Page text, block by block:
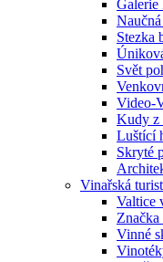
Galerie
Stezka
Svět
Video-
Kudy z
Luštící
Skryté
Vinařská
Valtice
Vinné